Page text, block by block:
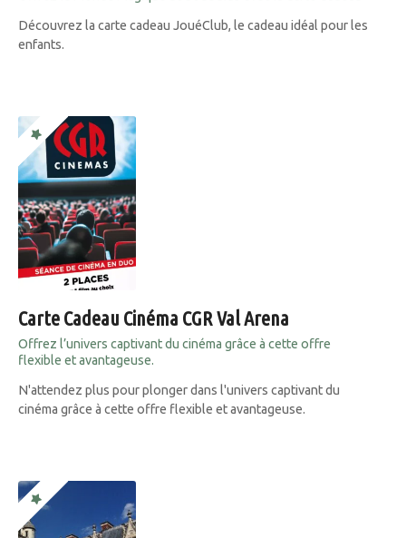
Découvrez la carte cadeau JouéClub, le cadeau idéal pour les
enfants.
Carte Cadeau Cinéma CGR Val Arena
Offrez l’univers captivant du cinéma grâce à cette offre
flexible et avantageuse.
N'attendez plus pour plonger dans l'univers captivant du
cinéma grâce à cette offre flexible et avantageuse.